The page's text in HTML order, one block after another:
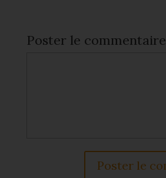
Poster le commentaire